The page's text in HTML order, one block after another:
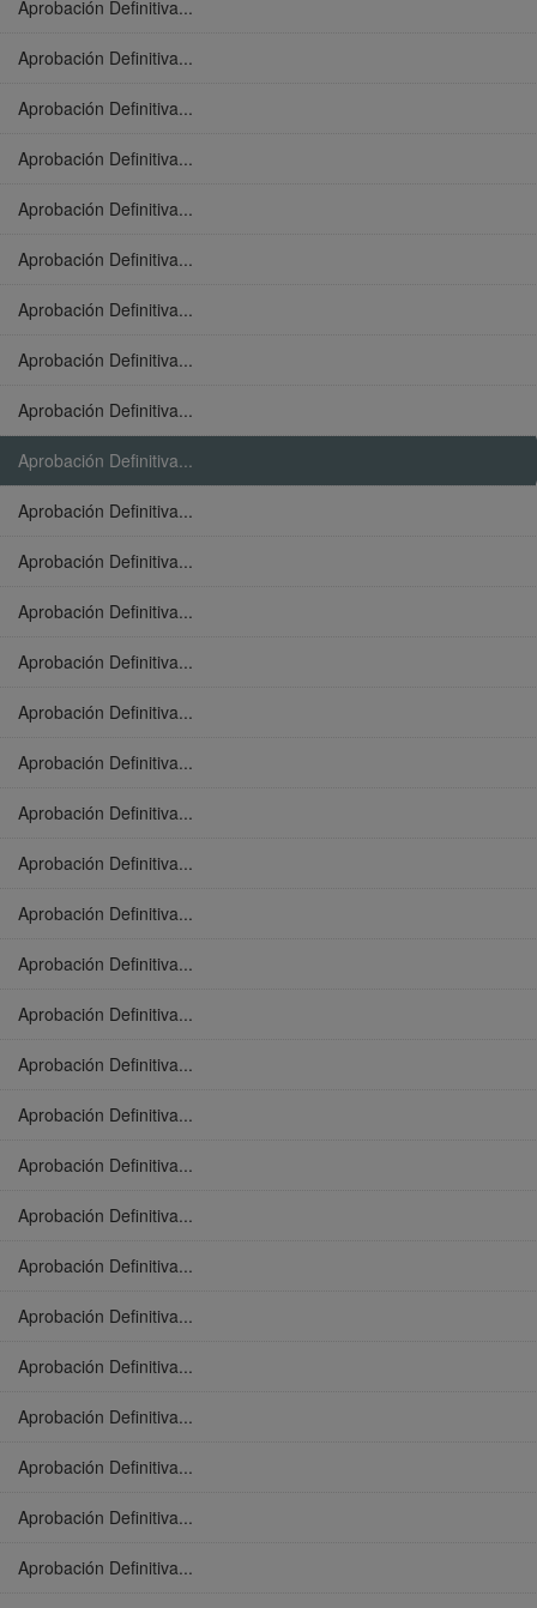
Aprobación Definitiva...
Aprobación Definitiva...
Aprobación Definitiva...
Aprobación Definitiva...
Aprobación Definitiva...
Aprobación Definitiva...
Aprobación Definitiva...
Aprobación Definitiva...
Aprobación Definitiva...
Aprobación Definitiva...
Aprobación Definitiva...
Aprobación Definitiva...
Aprobación Definitiva...
Aprobación Definitiva...
Aprobación Definitiva...
Aprobación Definitiva...
Aprobación Definitiva...
Aprobación Definitiva...
Aprobación Definitiva...
Aprobación Definitiva...
Aprobación Definitiva...
Aprobación Definitiva...
Aprobación Definitiva...
Aprobación Definitiva...
Aprobación Definitiva...
Aprobación Definitiva...
Aprobación Definitiva...
Aprobación Definitiva...
Aprobación Definitiva...
Aprobación Definitiva...
Aprobación Definitiva...
Aprobación Definitiva...